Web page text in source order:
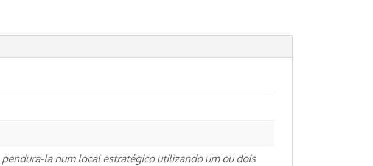
la num local estratégico utilizando um ou dois